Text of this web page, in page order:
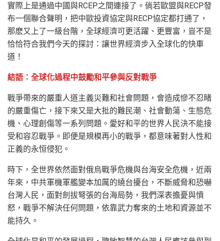
實際上是通過中國與RCEP之間連接了。倘若歐盟與RECP發
布一個聯合聲明，把中歐投資協定與RECP協定都打通了，
那麽又上了一級台階，全球經濟可更活躍、更豐富，豈不是
恰恰符合我們今天的探討：讓世界經濟步入全球化的快車
道！
結語：全球化過程中鼓勵和平參與反對戰爭
戰爭帶來的嚴重人道主義災難和社會問題，會造成慘不忍睹
的嚴重傷亡，接下來又是大批的難民潮、社會動蕩、生態危
機、心理創傷等一系列問題。愛好和平的世界人民決不能接
受和容忍戰爭。即便是規模再小的戰爭，都意味著對人性和
正義的永恒侵犯。
時下，全世界依然面對俄烏戰爭危機與台海安全危機，近兩
年來，中共軍機軍艦變本加厲的繞台擾台，不斷威脅和恐嚇
台灣人民，面對劍拔弩張的台海局勢，我們深表擔憂與憤
怒，戰爭不解決任何問題，依靠武力奪來的土地和資源並不
能持久。